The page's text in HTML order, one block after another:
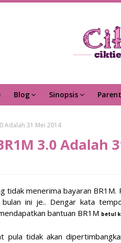
Blog Sinopsis
Adalah 31 Mei 2014
3.0 Adalah
tidak menerima bayaran BR1M.
ini je.. Dengar kata
bantuan BR1M betul
pula tidak akan